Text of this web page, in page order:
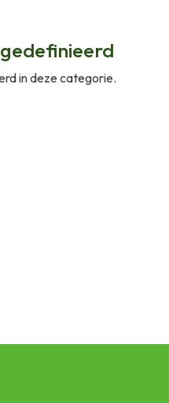
in deze categorie.